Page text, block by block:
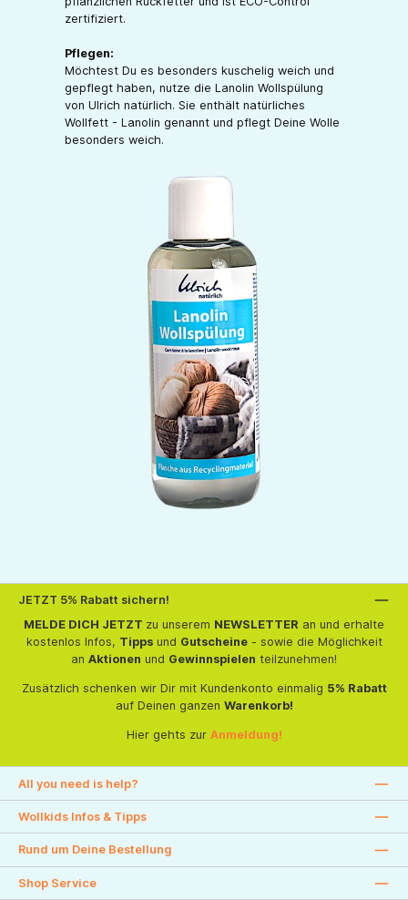
zertifiziert.
Pflegen:
Möchtest Du es besonders kuschelig weich und
gepflegt haben, nutze die Lanolin Wollspülung
von Ulrich natürlich. Sie enthält natürliches
Wollfett - Lanolin genannt und pflegt Deine Wolle
besonders weich.
JETZT 5% Rabatt sichern!
MELDE DICH JETZT zu unserem NEWSLETTER an und erhalte
kostenlos Infos, Tippsund Gutscheine- sowie die Möglichkeit
an Aktionen und Gewinnspielen teilzunehmen!
Zusätzlich schenken wir Dir mit Kundenkonto einmalig 5% Rabatt
auf Deinen ganzen Warenkorb!
Hier gehts zur Anmeldung!
All you need is help?
Wollkids Infos & Tipps
Rund um Deine Bestellung
Shop Service